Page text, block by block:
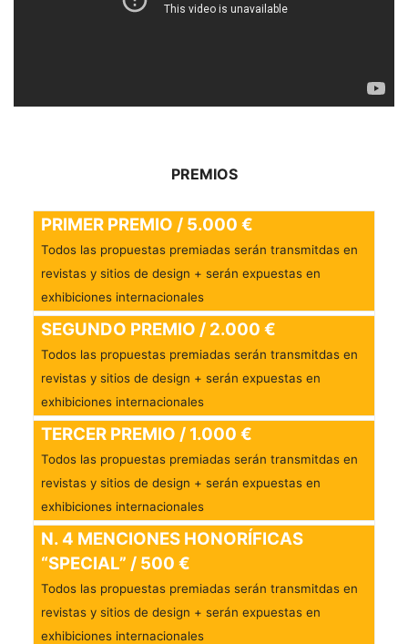
PREMIOS
PRIMER PREMIO / 5.000 €
Todos las propuestas premiadas serán transmitdas en
revistas y sitios de design + serán expuestas en
exhibiciones internacionales
SEGUNDO PREMIO / 2.000 €
Todos las propuestas premiadas serán transmitdas en
revistas y sitios de design + serán expuestas en
exhibiciones internacionales
TERCER PREMIO / 1.000 €
Todos las propuestas premiadas serán transmitdas en
revistas y sitios de design + serán expuestas en
exhibiciones internacionales
N. 4 MENCIONES HONORÍFICAS
“SPECIAL” / 500 €
Todos las propuestas premiadas serán transmitdas en
revistas y sitios de design + serán expuestas en
exhibiciones internacionales